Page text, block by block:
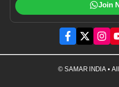
Join
© SAMAR INDIA •